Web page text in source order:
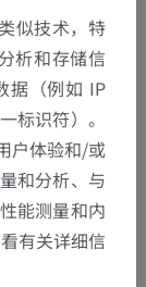
系统>
核>
似技术，特
析和存储信
据（例如 IP
标识符）。
户体验和/或
和分析、与
能测量和内
有关详细信